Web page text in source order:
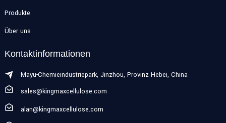
Produkte
Über uns
Kontaktinformationen
Mayu-Chemieindustriepark, Jinzhou, Provinz Hebei, China
sales@kingmaxcellulose.com
alan@kingmaxcellulose.com